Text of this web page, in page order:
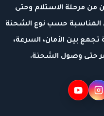
مرحلة الاستلام وحتى
المناسبة حسب نوع الشحنة
بين الأمان، السرعة،
حتى وصول الشحنة.